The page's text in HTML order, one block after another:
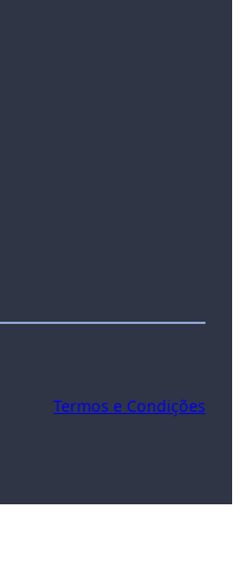
Termos e Condições